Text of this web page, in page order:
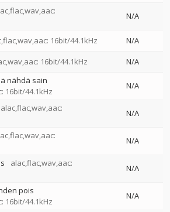
N/A
16bit/44.1kHz
N/A
16bit/44.1kHz N/A
nähdä sain
16bit/44.1kHz
N/A
alac,flac,wav,aac:
N/A
N/A
alac,flac,wav,aac:
N/A
pois
16bit/44.1kHz
N/A